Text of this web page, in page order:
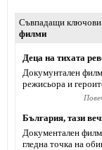
Съвпадащи
филми
Деца на тихата
Докумунтален
режисьора и
България, тази
Документален
гледна точка на